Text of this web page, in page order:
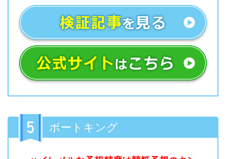
ボートキング